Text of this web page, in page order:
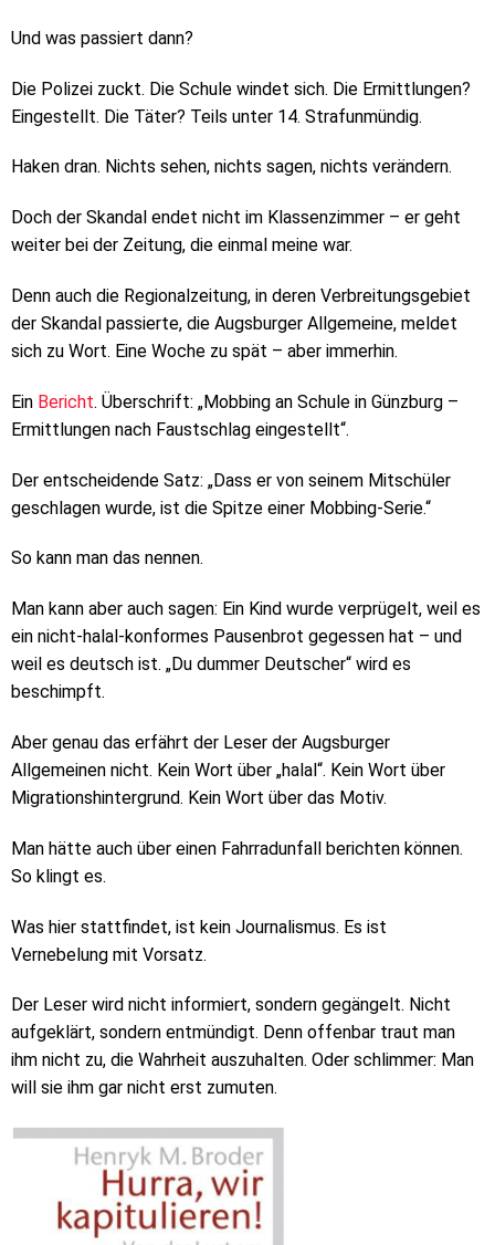
Und was passiert dann?
Die Polizei zuckt. Die Schule windet sich. Die Ermittlungen?
Eingestellt. Die Täter? Teils unter 14. Strafunmündig.
Haken dran. Nichts sehen, nichts sagen, nichts verändern.
Doch der Skandal endet nicht im Klassenzimmer – er geht
weiter bei der Zeitung, die einmal meine war.
Denn auch die Regionalzeitung, in deren Verbreitungsgebiet
der Skandal passierte, die Augsburger Allgemeine, meldet
sich zu Wort. Eine Woche zu spät – aber immerhin.
Ein Bericht. Überschrift: „Mobbing an Schule in Günzburg –
Ermittlungen nach Faustschlag eingestellt“.
Der entscheidende Satz: „Dass er von seinem Mitschüler
geschlagen wurde, ist die Spitze einer Mobbing-Serie.“
So kann man das nennen.
Man kann aber auch sagen: Ein Kind wurde verprügelt, weil es
ein nicht-halal-konformes Pausenbrot gegessen hat – und
weil es deutsch ist. „Du dummer Deutscher“ wird es
beschimpft.
Aber genau das erfährt der Leser der Augsburger
Allgemeinen nicht. Kein Wort über „halal“. Kein Wort über
Migrationshintergrund. Kein Wort über das Motiv.
Man hätte auch über einen Fahrradunfall berichten können.
So klingt es.
Was hier stattfindet, ist kein Journalismus. Es ist
Vernebelung mit Vorsatz.
Der Leser wird nicht informiert, sondern gegängelt. Nicht
aufgeklärt, sondern entmündigt. Denn offenbar traut man
ihm nicht zu, die Wahrheit auszuhalten. Oder schlimmer: Man
will sie ihm gar nicht erst zumuten.